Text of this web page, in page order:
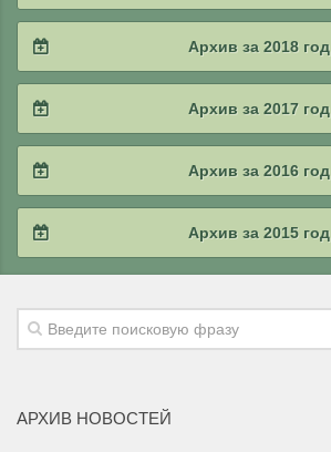
2021 / #2
2020 / #3
2020 / #2
2019 / #3
2019 / #2
Архив за 2018 год
2018 / #3
2018 / #2
Архив за 2017 год
2017 / #3
2017 / #2
2017 / #1
Архив за 2016 год
2016 / #3
Архив за 2015 год
2015 / #3
АРХИВ НОВОСТЕЙ